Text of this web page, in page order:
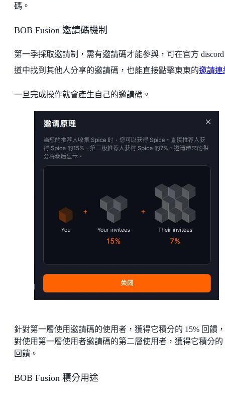
碼。
BOB Fusion 邀請碼機制
第一季採取邀請制，需有邀請碼才能參與，可在官方
道中找到其他人分享的邀請碼，也能直接點擊東東的邀請連
一旦完成操作就會產生自己的邀請碼。
針對第一層使用邀請碼的使用者，獲得它積分的 15% 回饋
對使用第一層使用者邀請碼的第二層使用者，獲得它積分的
回饋。
BOB Fusion 積分用途